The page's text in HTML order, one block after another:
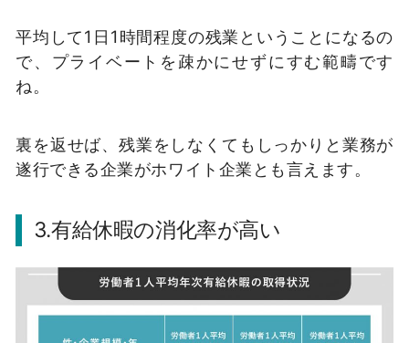
平均して1日1時間程度の残業ということになるの
で、プライベートを疎かにせずにすむ範疇です
ね。
裏を返せば、残業をしなくてもしっかりと業務が
遂行できる企業がホワイト企業とも言えます。
3.有給休暇の消化率が高い